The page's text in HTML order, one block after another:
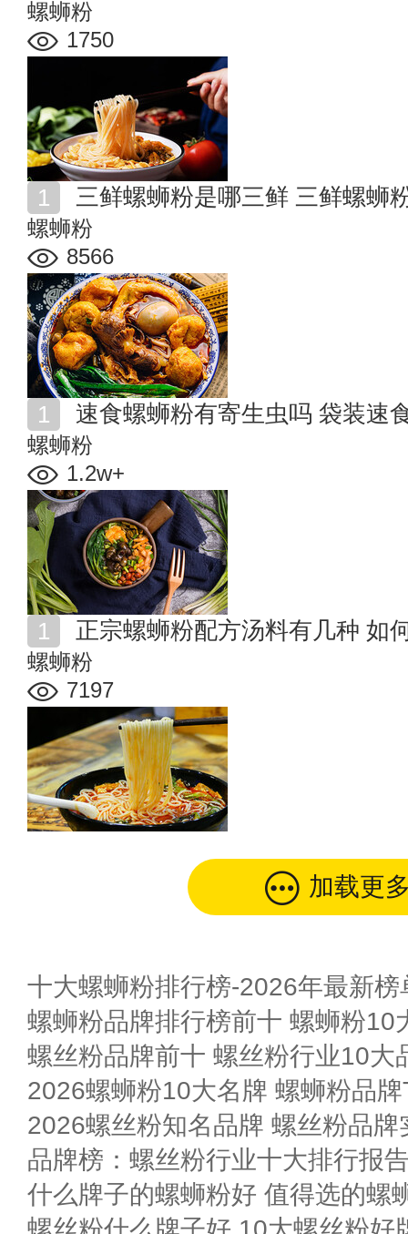
螺蛳粉
1750
三鲜螺蛳粉是哪三鲜 三鲜螺蛳
螺蛳粉
8566
速食螺蛳粉有寄生虫吗 袋装速
螺蛳粉
1.2w+
正宗螺蛳粉配方汤料有几种 如
螺蛳粉
7197
加载更
十大螺蛳粉排行榜-2026年最新榜
螺蛳粉品牌排行榜前十 螺蛳粉10
螺丝粉品牌前十 螺丝粉行业10大
2026螺蛳粉10大名牌 螺蛳粉品
2026螺丝粉知名品牌 螺丝粉品牌
什么牌子的螺蛳粉好 值得选的螺